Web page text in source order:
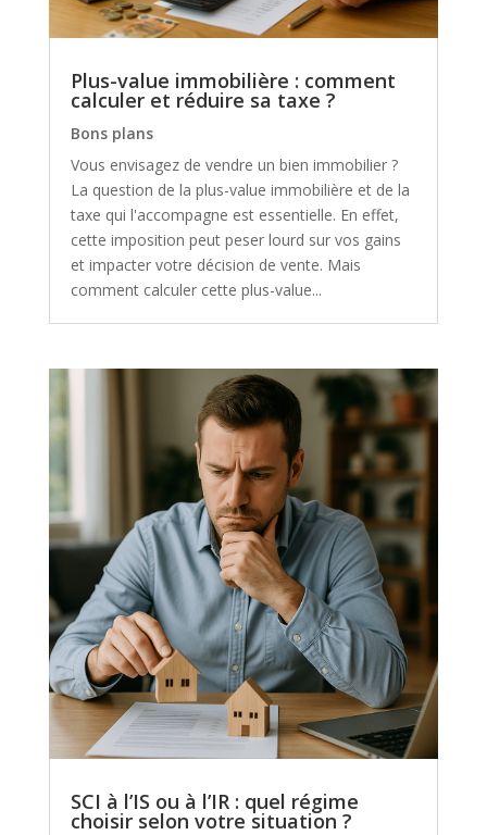
Plus-value immobilière : comment
calculer et réduire sa taxe ?
Bons plans
Vous envisagez de vendre un bien immobilier ?
La question de la plus-value immobilière et de la
taxe qui l'accompagne est essentielle. En effet,
cette imposition peut peser lourd sur vos gains
et impacter votre décision de vente. Mais
comment calculer cette plus-value...
SCI à l’IS ou à l’IR : quel régime
choisir selon votre situation ?